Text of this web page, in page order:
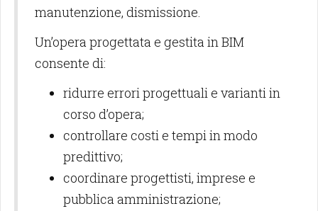
manutenzione, dismissione.
Un’opera progettata e gestita in BIM
consente di:
ridurre errori progettuali e varianti in
corso d’opera;
controllare costi e tempi in modo
predittivo;
coordinare progettisti, imprese e
pubblica amministrazione;